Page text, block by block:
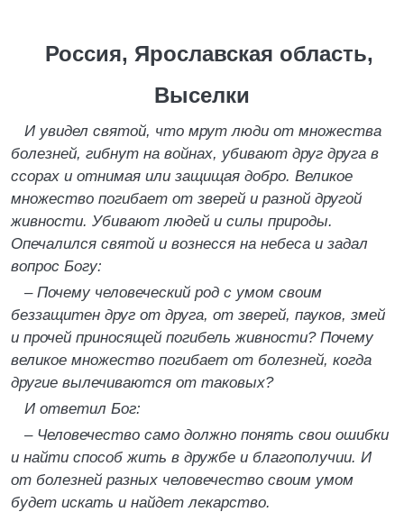
Россия, Ярославская область,
Выселки
И увидел святой, что мрут люди от множества
болезней, гибнут на войнах, убивают друг друга в
ссорах и отнимая или защищая добро. Великое
множество погибает от зверей и разной другой
живности. Убивают людей и силы природы.
Опечалился святой и вознесся на небеса и задал
вопрос Богу:
– Почему человеческий род с умом своим
беззащитен друг от друга, от зверей, пауков, змей
и прочей приносящей погибель живности? Почему
великое множество погибает от болезней, когда
другие вылечиваются от таковых?
И ответил Бог:
– Человечество само должно понять свои ошибки
и найти способ жить в дружбе и благополучии. И
от болезней разных человечество своим умом
будет искать и найдет лекарство.